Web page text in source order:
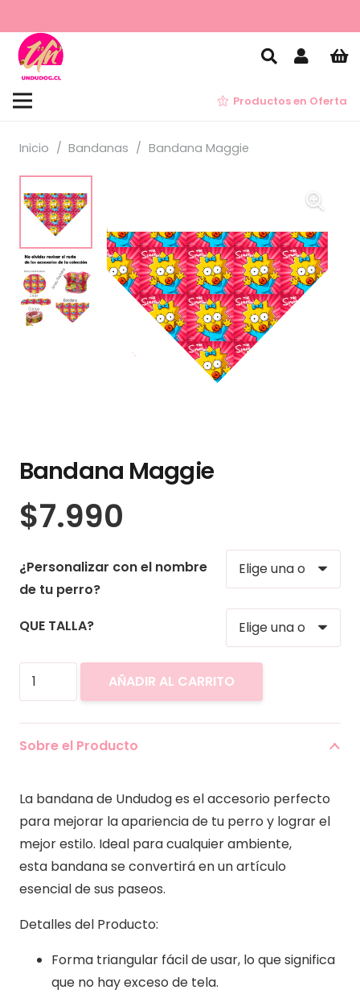
Productos en Oferta
Inicio / Bandanas / Bandana Maggie
Bandana Maggie
$7.990
¿Personalizar con el nombre
de tu perro?
QUE TALLA?
Bandana
Maggie
AÑADIR AL CARRITO
Sobre el Producto
La bandana de Undudog es el accesorio perfecto
para mejorar la apariencia de tu perro y lograr el
mejor estilo. Ideal para cualquier ambiente,
esta bandana se convertirá en un artículo
esencial de sus paseos.
Detalles del Producto:
Forma triangular fácil de usar, lo que significa
que no hay exceso de tela.